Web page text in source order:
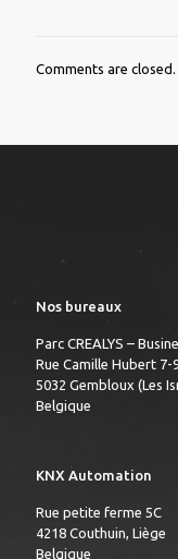
Comments are closed.
Nos bureaux
Parc CREALYS –
Rue Camille Hubert 7-
5032 Gembloux (Les
Belgique
KNX Automation
Rue petite ferme 5C
4218 Couthuin, Liège
Belgique